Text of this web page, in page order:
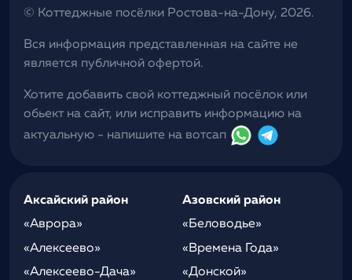
© Коттеджные посёлки Ростова-на-Дону, 2026.
Вся информация представленная на сайте не
является публичной офертой.
Хотите добавить свой коттеджный посёлок или
обьект на сайт, или исправить информацию на
актуальную - напишите на вотсап
Аксайский район
«Аврора»
«Алексеево»
«Алексеево-Дача»
Азовский район
«Беловодье»
«Времена Года»
«Донской»